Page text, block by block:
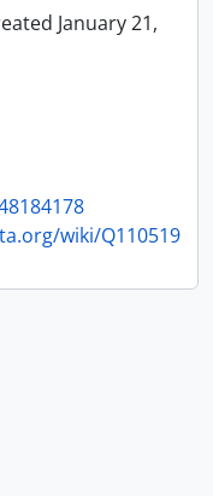
January 21,
wiki/Q110519